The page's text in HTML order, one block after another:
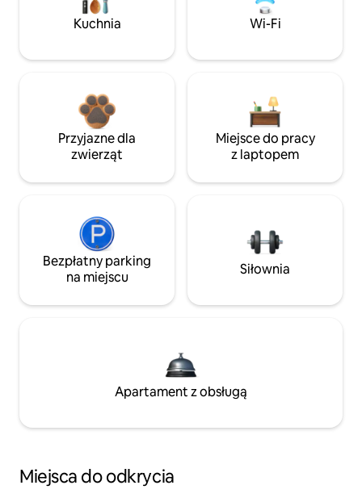
Kuchnia Wi-Fi
Przyjazne dla
zwierząt
Miejsce do pracy
z laptopem
Bezpłatny parking
na miejscu
Siłownia
Apartament z obsługą
Miejsca do odkrycia